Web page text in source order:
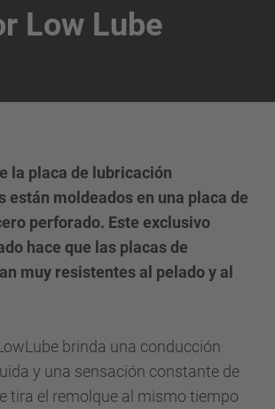
Low Lube
la placa de lubricación
están moldeados en una placa de
perforado. Este exclusivo
hace que las placas de
muy resistentes al pelado y al
brinda una conducción
y una sensación constante de
tira el remolque al mismo tiempo